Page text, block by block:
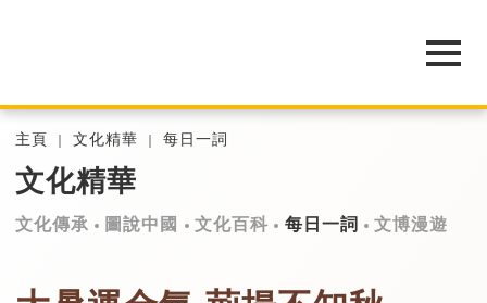
主頁 文化精華 每日一詞
文化精華
文化傳承 圖說中國 文化百科 每日一詞 文博漫遊